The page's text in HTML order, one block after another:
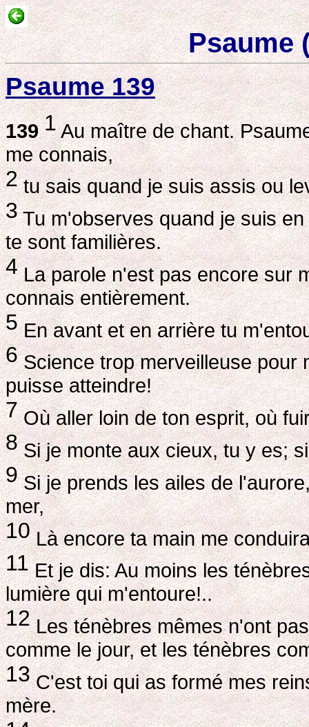
Psaume
Psaume 139
139 1Au maître de chant.
me connais,
2tu sais quand je suis assis ou
3Tu m'observes quand je suis
te sont familières.
4La parole n'est pas encore sur
connais entièrement.
5En avant et en arrière tu
6Science trop merveilleuse pour
puisse atteindre!
7Où aller loin de ton esprit, où
8Si je monte aux cieux, tu y es;
9Si je prends les ailes de
mer,
10Là encore ta main me
11Et je dis: Au moins les
lumière qui m'entoure!..
12Les ténèbres mêmes n'ont
comme le jour, et les ténèbres
13C'est toi qui as formé mes
mère.